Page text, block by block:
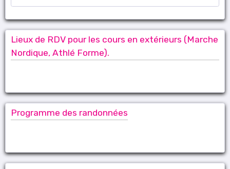
Lieux de RDV pour les cours en extérieurs (Marche
Nordique, Athlé Forme).
Programme des randonnées